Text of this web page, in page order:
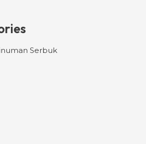
Serbuk